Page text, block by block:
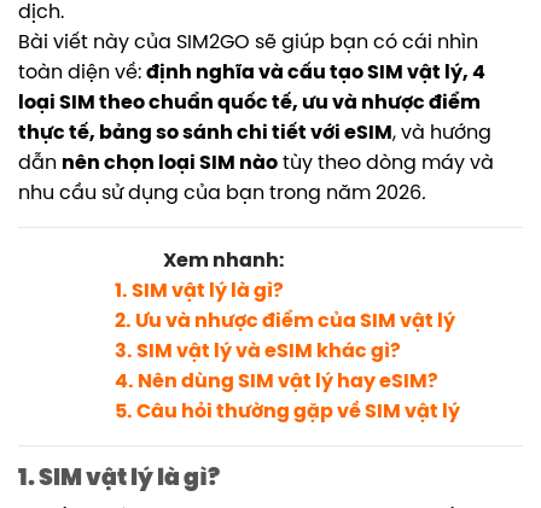
dịch.
Bài viết này của SIM2GO sẽ giúp bạn có cái nhìn
toàn diện về: định nghĩa và cấu tạo SIM vật lý, 4
loại SIM theo chuẩn quốc tế, ưu và nhược điểm
thực tế, bảng so sánh chi tiết với eSIM , và hướng
dẫn nên chọn loại SIM nào tùy theo dòng máy và
nhu cầu sử dụng của bạn trong năm 2026.
Xem nhanh:
1. SIM vật lý là gì?
2. Ưu và nhược điểm của SIM vật lý
3. SIM vật lý và eSIM khác gì?
4. Nên dùng SIM vật lý hay eSIM?
5. Câu hỏi thường gặp về SIM vật lý
1. SIM vật lý là gì?